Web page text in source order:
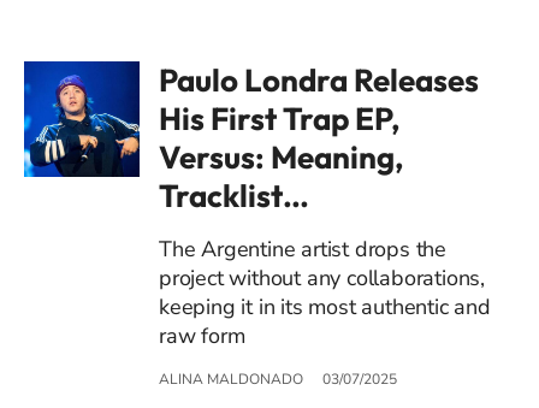
Paulo Londra Releases
His First Trap EP,
Versus: Meaning,
Tracklist…
The Argentine artist drops the
project without any collaborations,
keeping it in its most authentic and
raw form
ALINA MALDONADO 03/07/2025